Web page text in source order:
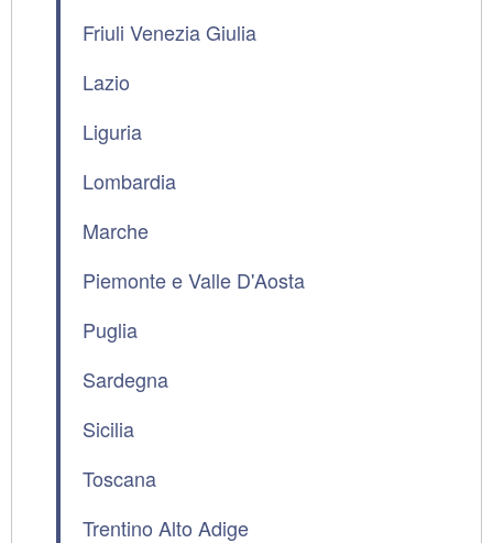
Friuli Venezia Giulia
Lazio
Liguria
Lombardia
Marche
Piemonte e Valle D'Aosta
Puglia
Sardegna
Sicilia
Toscana
Trentino Alto Adige